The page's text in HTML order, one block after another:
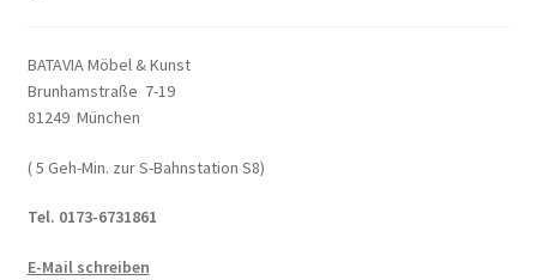
BATAVIA Möbel & Kunst
Brunhamstraße 7-19
81249 München
( 5 Geh-Min. zur S-Bahnstation S8)
Tel. 0173-6731861
E-Mail schreiben